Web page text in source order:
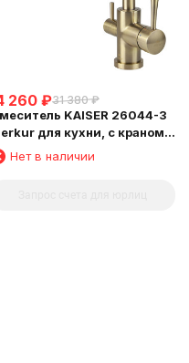
260 ₽31 380 ₽
KAISER 26044-3
для кухни, с краном
питьевой воды,
Нет в наличии